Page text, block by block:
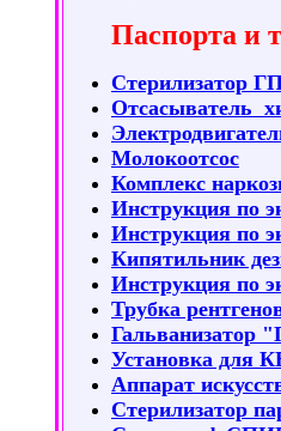
Паспорта и
Стерилизатор
Отсасыватель
Молокоотсос
Комплекс
Инструкция по
Инструкция по
Кипятильник
Инструкция по
Трубка
Установка для
Аппарат
Стерилизатор